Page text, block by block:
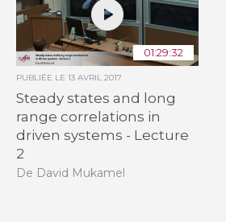
01:29:32
PUBLIÉE LE 13 AVRIL 2017
Steady states and long
range correlations in
driven systems - Lecture
2
De David Mukamel